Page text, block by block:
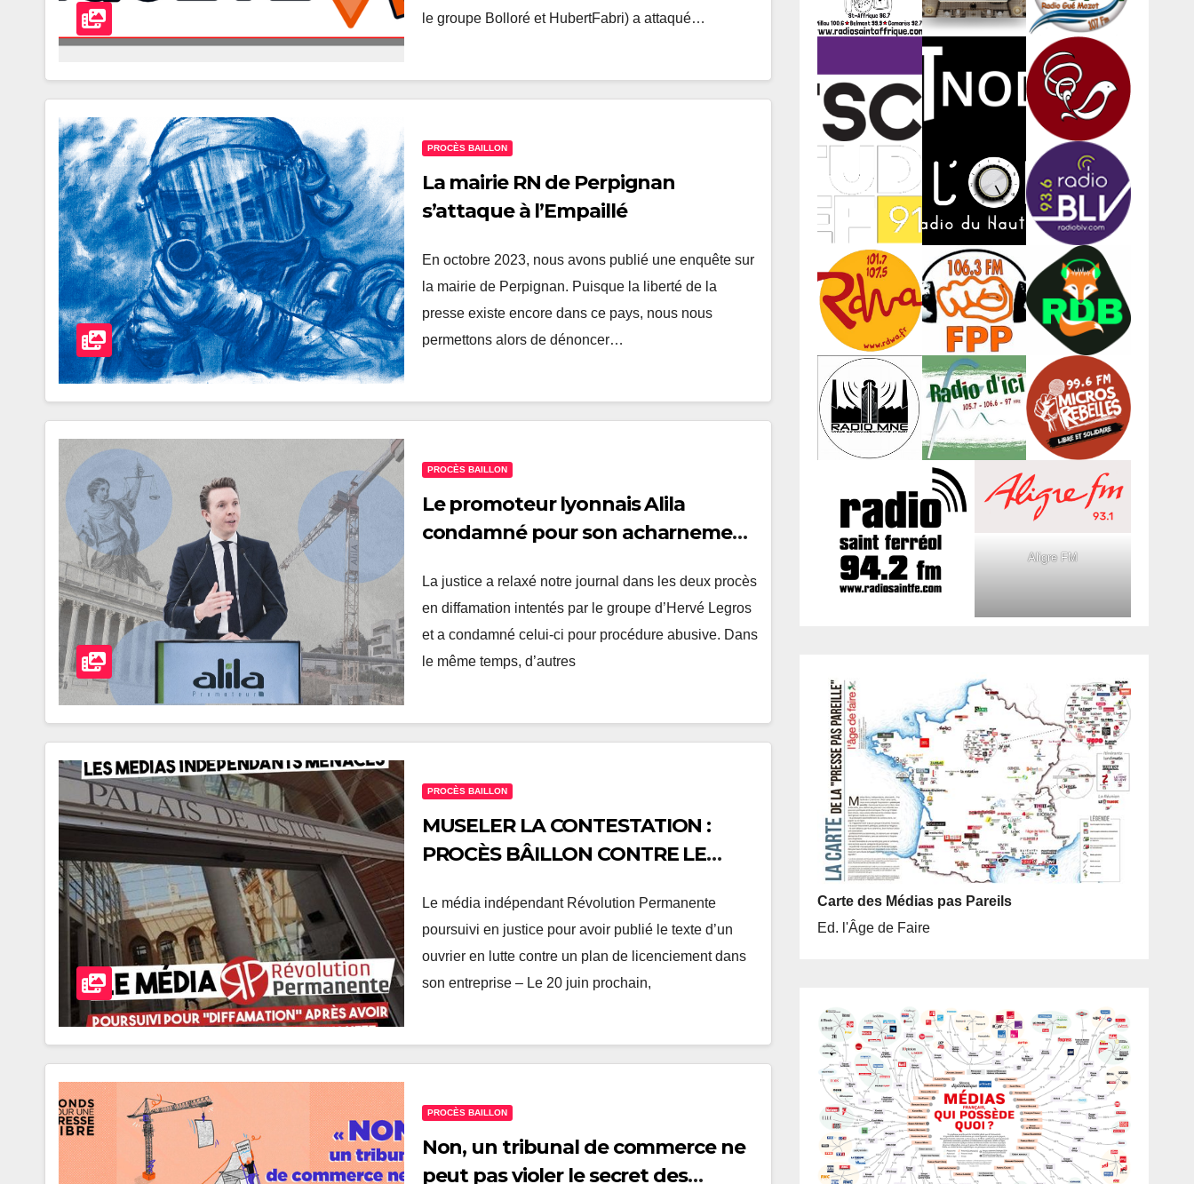
le groupe Bolloré et HubertFabri) a attaqué…
PROCÈS BAILLON
La mairie RN de Perpignan
s’attaque à l’Empaillé
En octobre 2023, nous avons publié une enquête sur
la mairie de Perpignan. Puisque la liberté de la
presse existe encore dans ce pays, nous nous
permettons alors de dénoncer…
PROCÈS BAILLON
Le promoteur lyonnais Alila
condamné pour son acharnement
La justice a relaxé notre journal dans les deux procès
en diffamation intentés par le groupe d’Hervé Legros
et a condamné celui-ci pour procédure abusive. Dans
le même temps, d’autres
PROCÈS BAILLON
MUSELER LA CONTESTATION :
PROCÈS BÂILLON CONTRE LE
PERMANENTE
Le média indépendant Révolution Permanente
poursuivi en justice pour avoir publié le texte d’un
ouvrier en lutte contre un plan de licenciement dans
son entreprise – Le 20 juin prochain,
PROCÈS BAILLON
Non, un tribunal de commerce ne
peut pas violer le secret des
Aligre FM
Carte des Médias pas Pareils
Ed. l'Âge de Faire